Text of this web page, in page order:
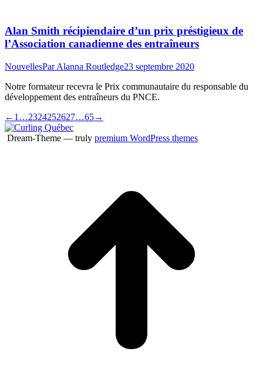
Alan Smith récipiendaire d’un prix préstigieux de
l’Association canadienne des entraîneurs
NouvellesParAlanna Routledge23 septembre 2020
Notre formateur recevra le Prix communautaire du responsable du
développement des entraîneurs du PNCE.
← 1 …2324252627…65→
Dream-Theme — truly premium WordPress themes